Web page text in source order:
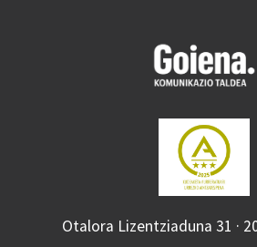
Otalora Lizentziaduna 31 ·